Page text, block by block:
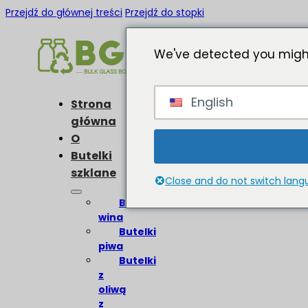
Przejdź do głównej treści Przejdź do stopki
Strona
główna
O
Butelki
szklane
Butelki
wina
Butelki
piwa
Butelki
z
oliwą
z
We've detected you
English
Close and do not switch